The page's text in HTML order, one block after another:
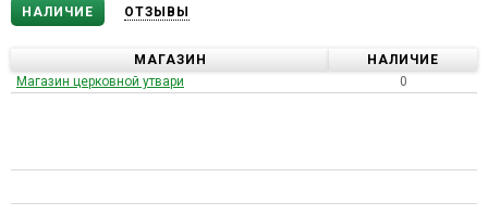
НАЛИЧИЕ ОТЗЫВЫ
МАГАЗИН
НАЛИЧИЕ
Магазин церковной утвари
0